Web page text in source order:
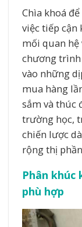
Chìa khoá
việc tiếp cận
mối quan hệ
chương
vào những
mua hàng
sắm và thúc
trường học,
chiến lược
rộng thị
Phân khúc
phù hợp